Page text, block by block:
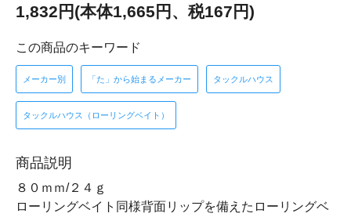
1,832円(本体1,665円、税167円)
この商品のキーワード
メーカー別 「た」から始まるメーカー タックルハウス
タックルハウス（ローリングベイト）
商品説明
８０ｍｍ/２４ｇ
ローリングベイト同様背面リップを備えたローリングベ